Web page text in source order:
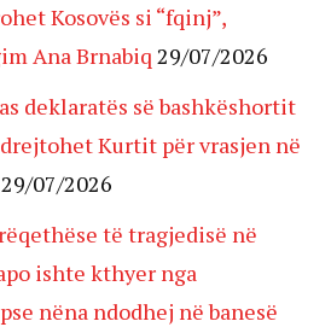
Kosovës si “fqinj”,
Ana Brnabiq 29/07/2026
deklaratës së bashkëshortit
Kurtit për vrasjen në
29/07/2026
të tragjedisë në
ishte kthyer nga
nëna ndodhej në banesë